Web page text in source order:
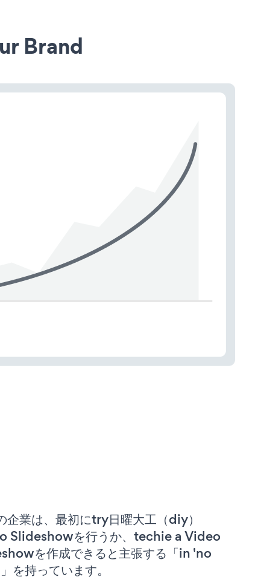
Brand
企業は、最初にtry日曜大工（diy）
Slideshowを行うか、techie a Video
を作成できると主張する「in 'no
を持っています。